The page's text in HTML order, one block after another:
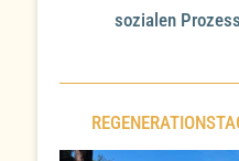
sozialen